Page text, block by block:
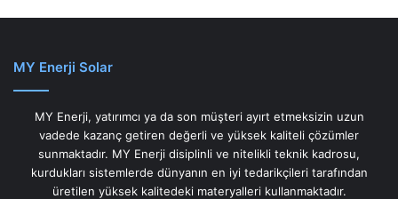
MY Enerji Solar
MY Enerji, yatırımcı ya da son müşteri ayırt etmeksizin uzun
vadede kazanç getiren değerli ve yüksek kaliteli çözümler
sunmaktadır. MY Enerji disiplinli ve nitelikli teknik kadrosu,
kurdukları sistemlerde dünyanın en iyi tedarikçileri tarafından
üretilen yüksek kalitedeki materyalleri kullanmaktadır.